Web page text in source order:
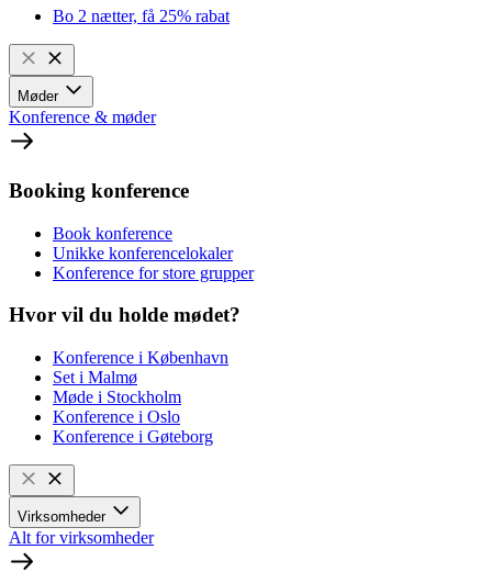
Bo 2 nætter, få 25% rabat
Møder
Konference & møder
Booking konference
Book konference
Unikke konferencelokaler
Konference for store grupper
Hvor vil du holde mødet?
Konference i København
Set i Malmø
Møde i Stockholm
Konference i Oslo
Konference i Gøteborg
Virksomheder
Alt for virksomheder